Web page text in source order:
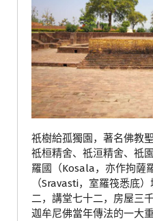
祇樹給孤獨園，著名佛教
祗桓精舍、祗洹精舍、祗
羅國（Kosala，亦作拘薩
（Sravasti，室羅筏悉底
二，講堂七十二，房屋三
迦牟尼佛當年傳法的一大